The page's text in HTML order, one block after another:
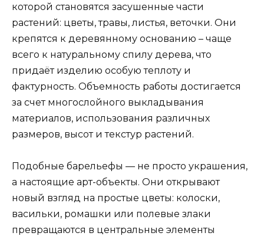
которой становятся засушенные части
растений: цветы, травы, листья, веточки. Они
крепятся к деревянному основанию – чаще
всего к натуральному спилу дерева, что
придаёт изделию особую теплоту и
фактурность. Объемность работы достигается
за счет многослойного выкладывания
материалов, использования различных
размеров, высот и текстур растений.
Подобные барельефы — не просто украшения,
а настоящие арт-объекты. Они открывают
новый взгляд на простые цветы: колоски,
васильки, ромашки или полевые злаки
превращаются в центральные элементы